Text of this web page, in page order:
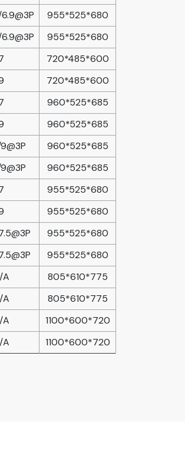
955*525*680
955*525*680
720*485*600
720*485*600
960*525*685
960*525*685
960*525*685
960*525*685
955*525*680
955*525*680
955*525*680
955*525*680
A
805*610*775
A
805*610*775
A
1100*600*720
A 1100*600*720